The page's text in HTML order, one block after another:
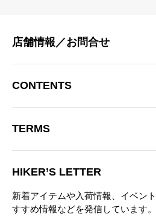
店舗情報／お問合せ
ョン2F
OPEN：12:00～20:00（火曜定休）
CONTENTS
商品一覧
ブランド
ブログ
お問い合わせ
HIKER’S LETTER
新着アイテムや入荷情報、イベン
すすめ情報などを発信しています。
TERMS
プライバシーポリシー